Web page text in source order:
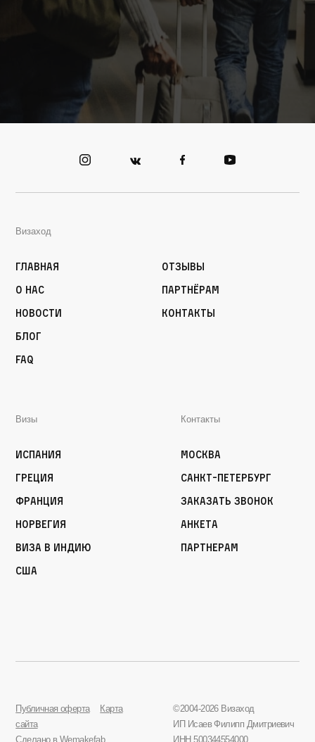
Визаход
Главная
О нас
Новости
Блог
FAQ
Отзывы
Партнёрам
Контакты
Визы
Испания
Греция
Франция
Норвегия
Виза в Индию
США
Контакты
Москва
Санкт-Петербург
Заказать звонок
Анкета
Партнерам
Публичная оферта
Карта
сайта
Сделано в Wemakefab
©2004-2026 Визаход
ИП Исаев Филипп Дмитриевич
ИНН 500344554000